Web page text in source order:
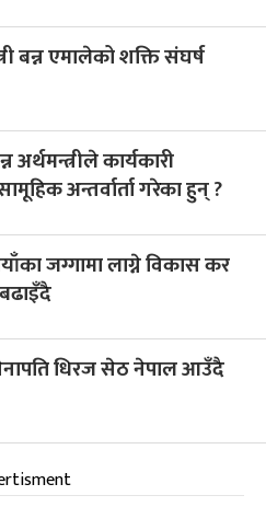
बन्न एमालेको शक्ति संघर्ष
अर्थमन्त्रीले कार्यकारी
अन्तर्वार्ता गरेका हुन् ?
जग्गामा लाग्ने विकास कर
धिरज सेठ नेपाल आउँदै